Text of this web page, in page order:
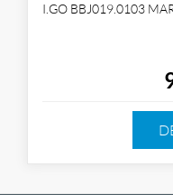
I.GO BBJ019.0103